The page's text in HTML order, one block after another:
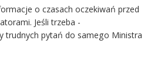
o czasach oczekiwań przed
Jeśli trzeba -
trudnych pytań do samego Ministra